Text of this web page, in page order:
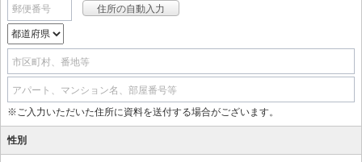
郵便番号
市区町村、番地等
アパート、マンション名、部屋番号等
※ご入力いただいた住所に資料を送付する場合がございます。
性別